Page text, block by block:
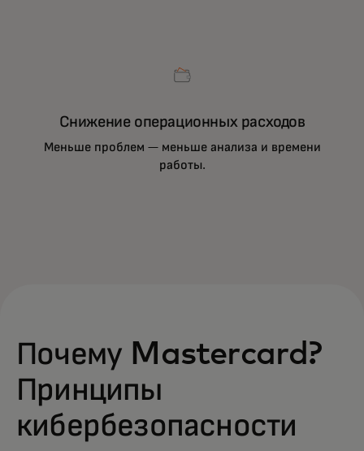
Снижение операционных расходов
Меньше проблем — меньше анализа и времени
работы.
Почему Mastercard?
Принципы
кибербезопасности